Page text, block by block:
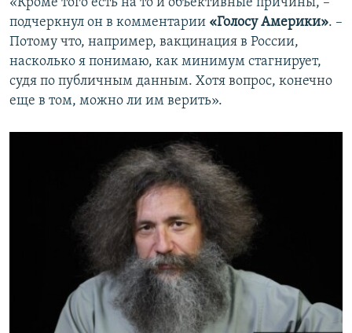
подчеркнул он в комментарии «Голосу Америки». –
Потому что, например, вакцинация в России,
насколько я понимаю, как минимум стагнирует,
судя по публичным данным. Хотя вопрос, конечно
еще в том, можно ли им верить».